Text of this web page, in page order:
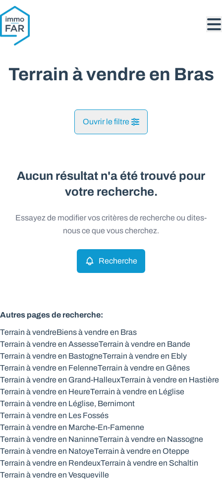
Aller au contenu principal
Terrain à vendre en Bras
Ouvrir le filtre
Bras (6800) Remove
Terrain Remove
Max. budget
Chercher
Vue de la carte
Recherche Trier par
Aucun résultat n'a été trouvé pour
votre recherche.
Essayez de modifier vos critères de recherche ou dites-
nous ce que vous cherchez.
Recherche
Autres pages de recherche:
Terrain à vendreBiens à vendre en Bras
Terrain à vendre en AssesseTerrain à vendre en Bande
Terrain à vendre en BastogneTerrain à vendre en Ebly
Terrain à vendre en FelenneTerrain à vendre en Gênes
Terrain à vendre en Grand-HalleuxTerrain à vendre en Hastière
Terrain à vendre en HeureTerrain à vendre en Léglise
Terrain à vendre en Léglise, Bernimont
Terrain à vendre en Les Fossés
Terrain à vendre en Marche-En-Famenne
Terrain à vendre en NaninneTerrain à vendre en Nassogne
Terrain à vendre en NatoyeTerrain à vendre en Oteppe
Terrain à vendre en RendeuxTerrain à vendre en Schaltin
Terrain à vendre en Vesqueville